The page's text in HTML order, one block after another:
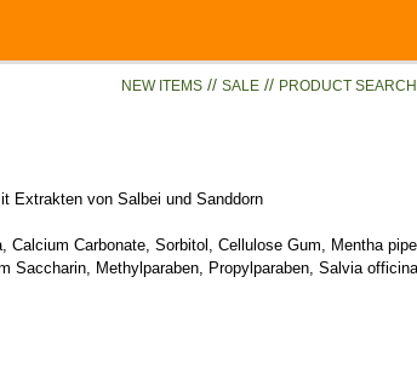
NEW ITEMS // SALE // PRODUCT SEARCH
Extrakten von Salbei und Sanddorn
Calcium Carbonate, Sorbitol, Cellulose Gum, Mentha
Saccharin, Methylparaben, Propylparaben, Salvia